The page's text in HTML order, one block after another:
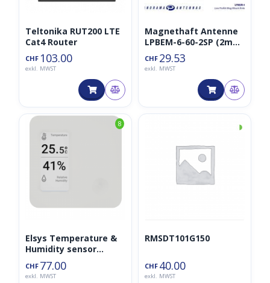
Teltonika RUT200 LTE
Cat4 Router
CHF 103.00
exkl. MWST
Magnethaft Antenne
LPBEM-6-60-2SP (2m
Kabel)
CHF 29.53
exkl. MWST
8
Elsys Temperature &
Humidity sensor
Display
CHF 77.00
exkl. MWST
◑
RMSDT101G150
CHF 40.00
exkl. MWST